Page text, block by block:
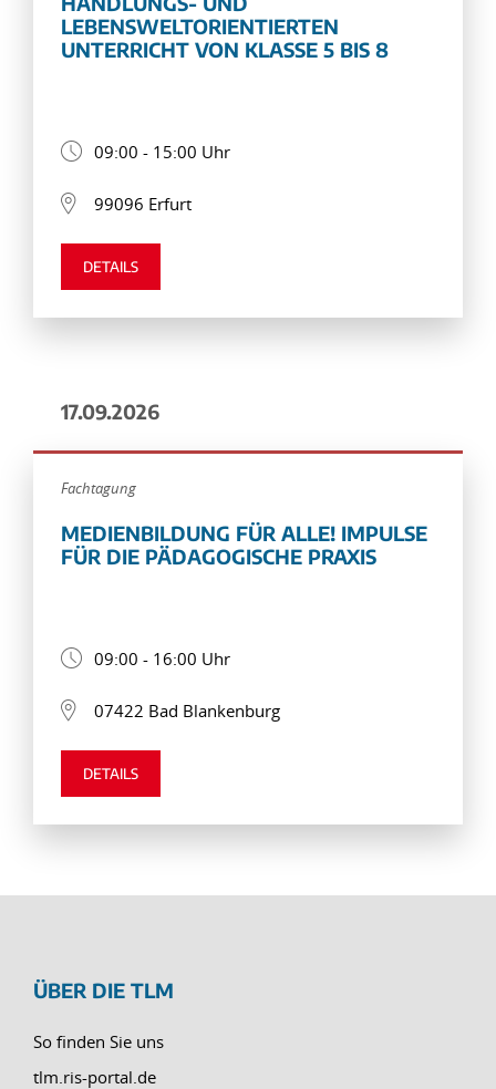
LEBENSWELTORIENTIERTEN
UNTERRICHT VON KLASSE 5 BIS 8
09:00 - 15:00 Uhr
99096 Erfurt
DETAILS
17.09.2026
Fachtagung
MEDIENBILDUNG FÜR ALLE! IMPULSE
FÜR DIE PÄDAGOGISCHE PRAXIS
09:00 - 16:00 Uhr
07422 Bad Blankenburg
DETAILS
ÜBER DIE TLM
So finden Sie uns
tlm.ris-portal.de